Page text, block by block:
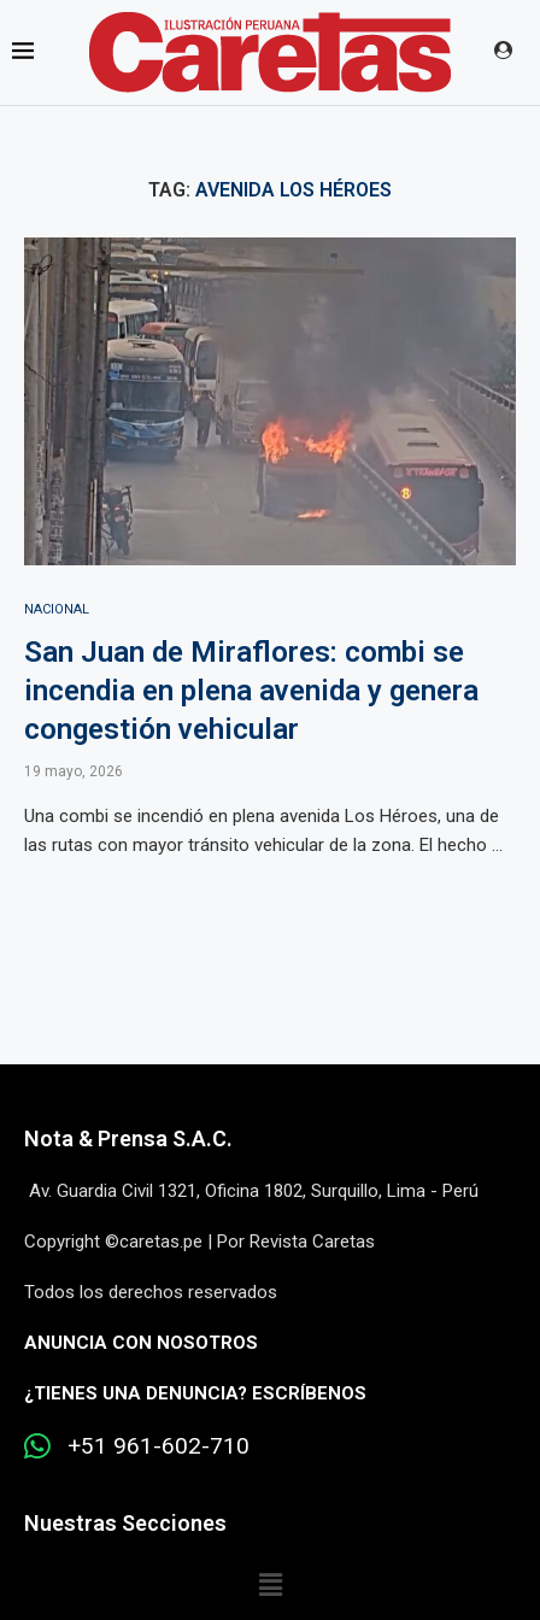
TAG: AVENIDA LOS HÉROES
NACIONAL
San Juan de Miraflores: combi se
incendia en plena avenida y genera
congestión vehicular
19 mayo, 2026
Una combi se incendió en plena avenida Los Héroes, una de
las rutas con mayor tránsito vehicular de la zona. El hecho ...
Nota & Prensa S.A.C.
Av. Guardia Civil 1321, Oficina 1802, Surquillo, Lima - Perú
Copyright ©caretas.pe | Por Revista Caretas
Todos los derechos reservados
ANUNCIA CON NOSOTROS
¿TIENES UNA DENUNCIA? ESCRÍBENOS
+51 961-602-710
Nuestras Secciones